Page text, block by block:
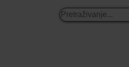
Pretraživanje...